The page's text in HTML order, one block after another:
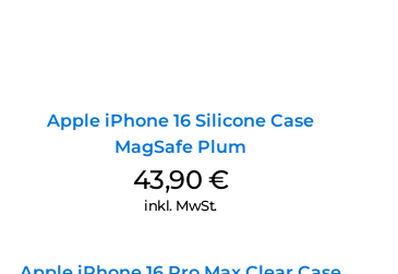
Apple iPhone 16 Silicone Case
MagSafe Plum
43,90 €
inkl. MwSt.